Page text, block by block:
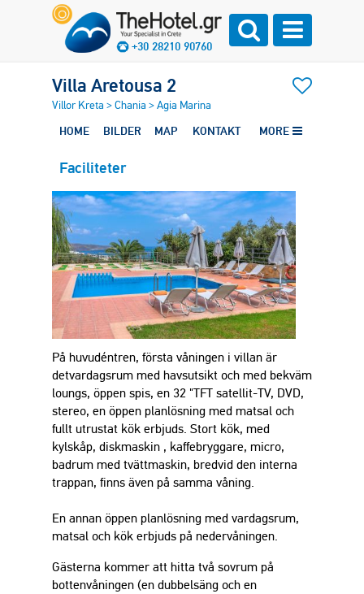
+30 28210 90760
Villa Aretousa 2
Villor Kreta >Chania >Agia Marina
HOME BILDER MAP KONTAKT MORE
Faciliteter
På huvudéntren, första våningen i villan är
detvardagsrum med havsutsikt och med bekväm
loungs, öppen spis, en 32 "TFT satellit-TV, DVD,
stereo, en öppen planlösning med matsal och
fullt utrustat kök erbjuds. Stort kök, med
kylskåp, diskmaskin , kaffebryggare, micro,
badrum med tvättmaskin, bredvid den interna
trappan, finns även på samma våning.
En annan öppen planlösning med vardagsrum,
matsal och kök erbjuds på nedervåningen.
Gästerna kommer att hitta två sovrum på
bottenvåningen (en dubbelsäng och en